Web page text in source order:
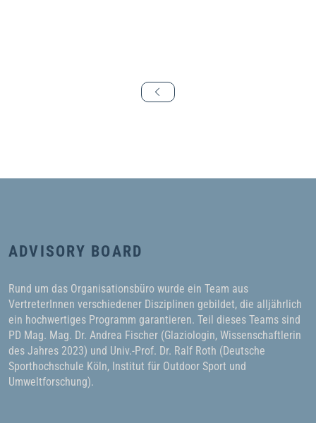
ADVISORY BOARD
Rund um das Organisationsbüro wurde ein Team aus
VertreterInnen verschiedener Disziplinen gebildet, die alljährlich
ein hochwertiges Programm garantieren. Teil dieses Teams sind
PD Mag. Mag. Dr. Andrea Fischer (Glaziologin, Wissenschaftlerin
des Jahres 2023) und Univ.-Prof. Dr. Ralf Roth (Deutsche
Sporthochschule Köln, Institut für Outdoor Sport und
Umweltforschung).